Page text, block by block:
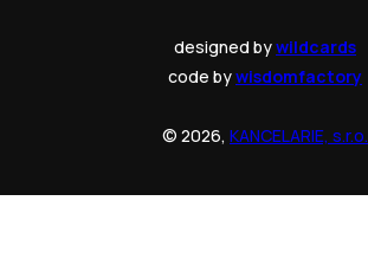
designed bywildcards
code bywisdomfactory
© 2026, KANCELARIE, s.r.o.